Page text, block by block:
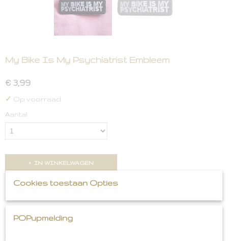
My Bike Is My Psychiatrist Embleem
€ 3,99
✓ Op voorraad
Aantal
IN WINKELWAGEN
Cookies toestaan Opties
POPupmelding